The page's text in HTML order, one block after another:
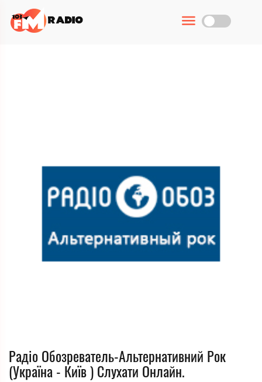
Радіо Обозреватель-Альтернативний Рок
(Україна - Київ ) Слухати Онлайн.